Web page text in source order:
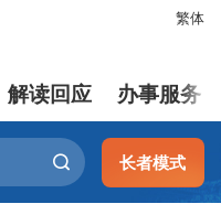
繁体
解读回应 办事服务
长者模式